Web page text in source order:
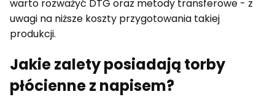
warto rozważyć DTG oraz metody transferowe - z
uwagi na niższe koszty przygotowania takiej
produkcji.
Jakie zalety posiadają torby
płócienne z napisem?